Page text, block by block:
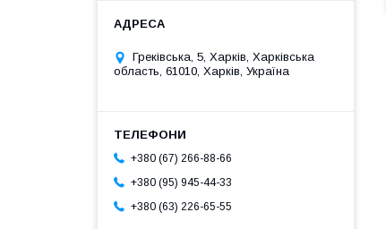
Греківська, 5, Харків, Харківська
область, 61010, Харків, Україна
+380 (67) 266-88-66
+380 (95) 945-44-33
+380 (63) 226-65-55